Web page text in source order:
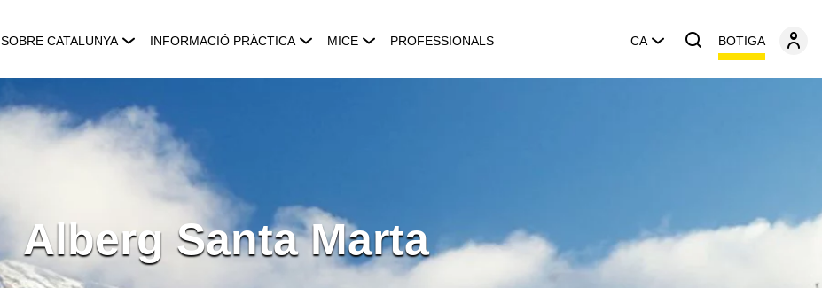
SOBRE CATALUNYA INFORMACIÓ PRÀCTICA MICE PROFESSIONALS CA BOTIGA
Alberg Santa Marta